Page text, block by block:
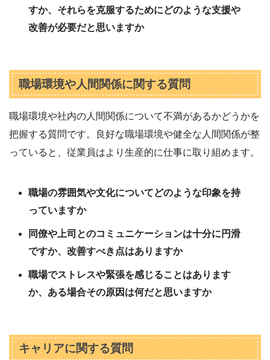
すか、それらを克服するためにどのような支援や
改善が必要だと思いますか
職場環境や人間関係に関する質問
職場環境や社内の人間関係について不満があるかどうかを
把握する質問です。良好な職場環境や健全な人間関係が整
っていると、従業員はより生産的に仕事に取り組めます。
職場の雰囲気や文化についてどのような印象を持
っていますか
同僚や上司とのコミュニケーションは十分に円滑
ですか、改善すべき点はありますか
職場でストレスや緊張を感じることはあります
か、ある場合その原因は何だと思いますか
キャリアに関する質問